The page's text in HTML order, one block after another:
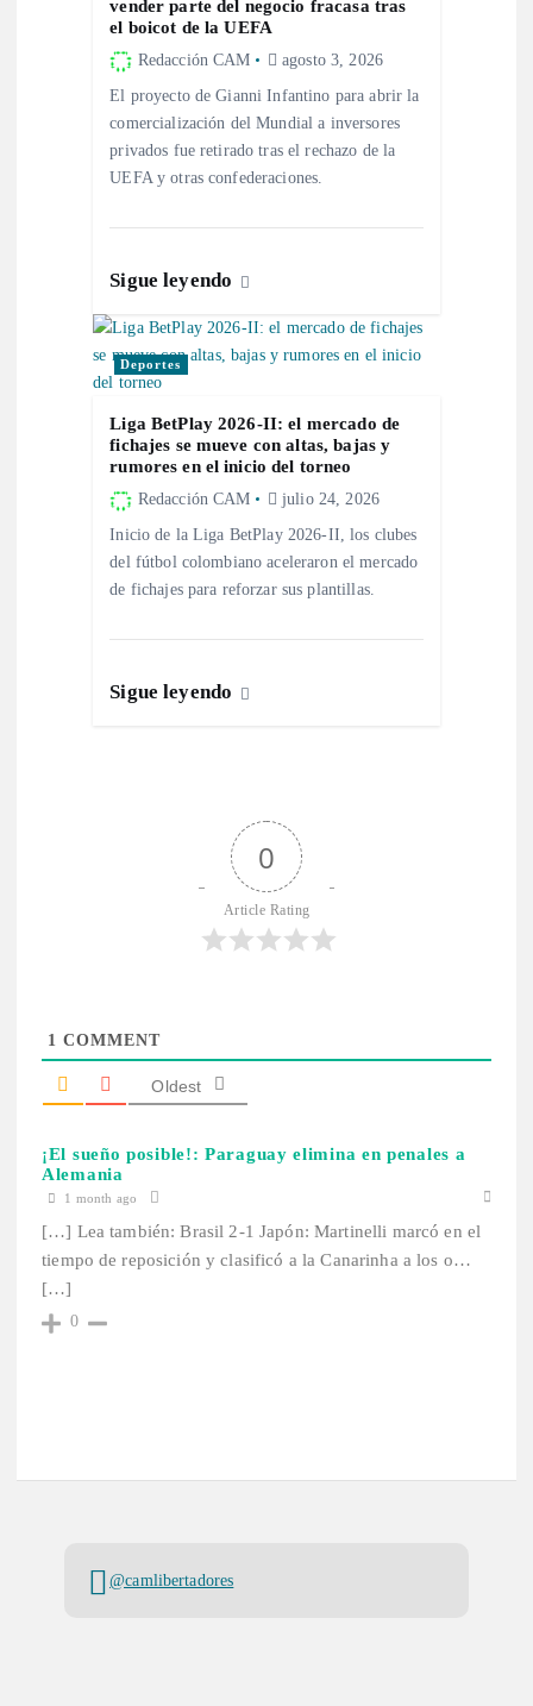
vender parte del negocio fracasa tras
el boicot de la UEFA
Redacción CAM agosto 3, 2026
El proyecto de Gianni Infantino para abrir la
comercialización del Mundial a inversores
privados fue retirado tras el rechazo de la
UEFA y otras confederaciones.
Sigue leyendo
Deportes
Liga BetPlay 2026-II: el mercado de
fichajes se mueve con altas, bajas y
rumores en el inicio del torneo
Redacción CAM julio 24, 2026
Inicio de la Liga BetPlay 2026-II, los clubes
del fútbol colombiano aceleraron el mercado
de fichajes para reforzar sus plantillas.
Sigue leyendo
0
Article Rating
1 COMMENT
Oldest
¡El sueño posible!: Paraguay elimina en penales a
Alemania
1 month ago
[…] Lea también: Brasil 2-1 Japón: Martinelli marcó en el
tiempo de reposición y clasificó a la Canarinha a los o…
[…]
0
@camlibertadores